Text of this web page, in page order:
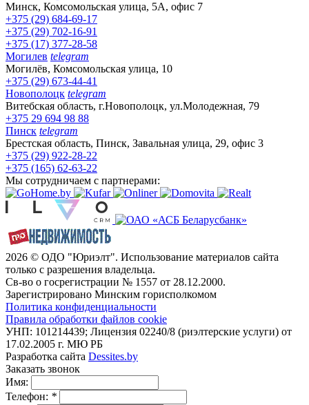
Минск, Комсомольская улица, 5А, офис 7
+375 (29) 684-69-17
+375 (29) 702-16-91
+375 (17) 377-28-58
Могилев telegram
Могилёв, Комсомольская улица, 10
+375 (29) 673-44-41
Новополоцк telegram
Витебская область, г.Новополоцк, ул.Молодежная, 79
+375 29 694 98 88
Пинск telegram
Брестская область, Пинск, Завальная улица, 29, офис 3
+375 (29) 922-28-22
+375 (165) 62-63-22
Мы сотрудничаем с партнерами:
2026 © ОДО "Юриэлт". Использование материалов сайта
только с разрешения владельца.
Св-во о госрегистрации № 1557 от 28.12.2000.
Зарегистрировано Минским горисполкомом
Политика конфиденциальности
Правила обработки файлов cookie
УНП: 101214439; Лицензия 02240/8 (риэлтерские услуги) от
17.02.2005 г. МЮ РБ
Разработка сайта Dessites.by
Заказать звонок
Имя:
Телефон: *